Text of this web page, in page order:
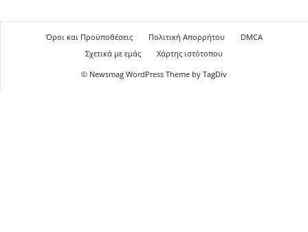
Όροι και Προϋποθέσεις Πολιτική Απορρήτου
DMCA
Σχετικά με εμάς
Χάρτης ιστότοπου
© Newsmag WordPress Theme by TagDiv